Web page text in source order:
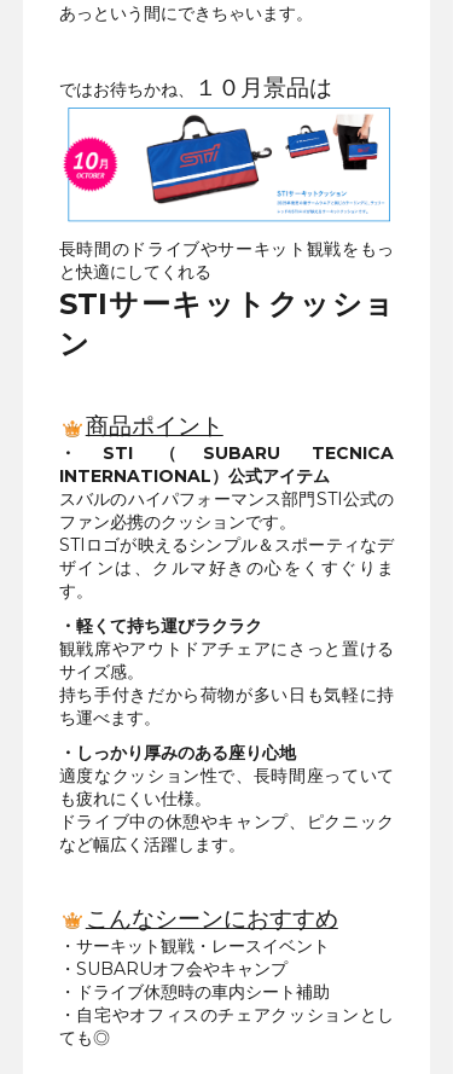
あっという間にできちゃいます。
ではお待ちかね、 １０月景品は
長時間のドライブやサーキット観戦をもっ
と快適にしてくれる
STIサーキットクッショ
ン
商品ポイント
・STI（SUBARU TECNICA
INTERNATIONAL）公式アイテム
スバルのハイパフォーマンス部門STI公式の
ファン必携のクッションです。
STIロゴが映えるシンプル＆スポーティなデ
ザインは、クルマ好きの心をくすぐりま
す。
・軽くて持ち運びラクラク
観戦席やアウトドアチェアにさっと置ける
サイズ感。
持ち手付きだから荷物が多い日も気軽に持
ち運べます。
・しっかり厚みのある座り心地
適度なクッション性で、長時間座っていて
も疲れにくい仕様。
ドライブ中の休憩やキャンプ、ピクニック
など幅広く活躍します。
こんなシーンにおすすめ
・サーキット観戦・レースイベント
・SUBARUオフ会やキャンプ
・ドライブ休憩時の車内シート補助
・自宅やオフィスのチェアクッションとし
ても◎